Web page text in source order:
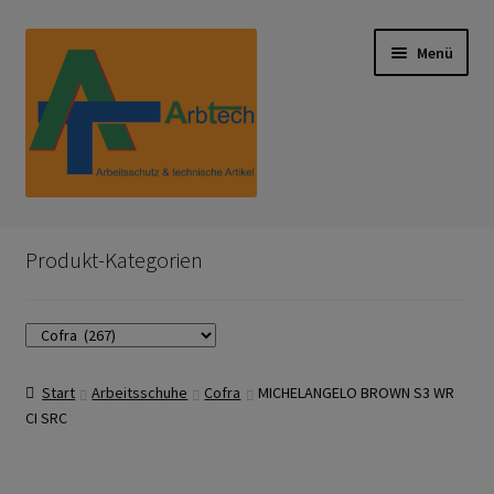
Navigation
springen
Inhalt
springen
Menü
Aktionen und Angebote
Anfahrt
Produkt-Kategorien
Start Arbeitsschuhe Cofra
MICHELANGELO BROWN S3 WR
CI SRC